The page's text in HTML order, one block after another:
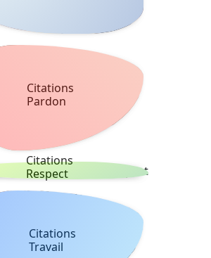
Citations
Pardon
Citations
Respect
Citations
Travail